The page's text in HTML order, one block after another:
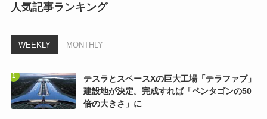
人気記事ランキング
WEEKLY MONTHLY
テスラとスペースXの巨大工場「テラファブ」
建設地が決定。完成すれば「ペンタゴンの50
倍の大きさ」に